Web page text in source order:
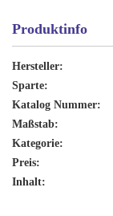
Produktinfo
Hersteller:
Sparte:
Katalog Nummer:
Maßstab:
Kategorie:
Preis:
Inhalt: